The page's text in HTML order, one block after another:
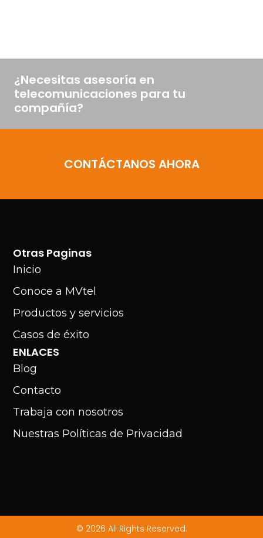
¿Necesitas asesoría en
telecomunicaciones para tu
compañía?
CONTÁCTANOS AHORA
Otras Paginas
Inicio
Conoce a MVtel
Productos y servicios
Casos de éxito
ENLACES
Blog
Contacto
Trabaja con nosotros
Nuestras Políticas de Privacidad
© 2026 All Rights Reserved.